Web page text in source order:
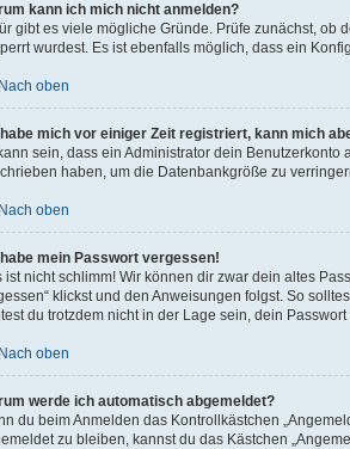
kann ich mich nicht anmelden?
gibt es viele mögliche Gründe. Prüfe zunächst,
wurdest. Es ist ebenfalls möglich, dass ein
Nach oben
habe mich vor einiger Zeit registriert, kann mich
sein, dass ein Administrator dein
haben, um die Datenbankgröße zu
Nach oben
habe mein Passwort vergessen!
ist nicht schlimm! Wir können dir zwar dein altes
klickst und den Anweisungen folgst. So
du trotzdem nicht in der Lage sein, dein
Nach oben
werde ich automatisch abgemeldet?
du beim Anmelden das Kontrollkästchen
zu bleiben, kannst du das Kästchen